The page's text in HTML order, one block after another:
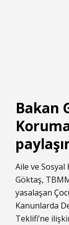
Bakan
Aile ve
Göktaş,
yasalaşan
Kanunlarda
Teklifi’ne